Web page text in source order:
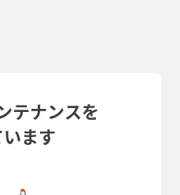
テナンスを
ます